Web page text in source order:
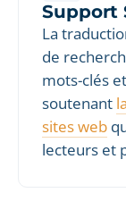
Support
La
de
mots-clés
soutenant
sites web
lecteurs et